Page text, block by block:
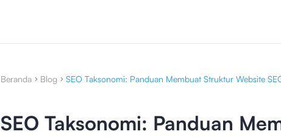
Beranda Blog SEO Taksonomi: Panduan Membuat Struktur Website
SEO Taksonomi: Panduan